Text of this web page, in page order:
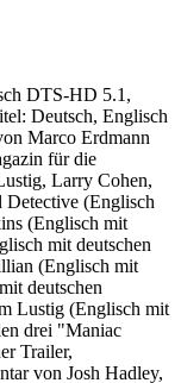
DTS-HD 5.1,
Deutsch, Englisch
Marco Erdmann
für die
Larry Cohen,
Detective (Englisch
(Englisch mit
mit deutschen
(Englisch mit
deutschen
Lustig (Englisch mit
drei "Maniac
Trailer,
von Josh Hadley,